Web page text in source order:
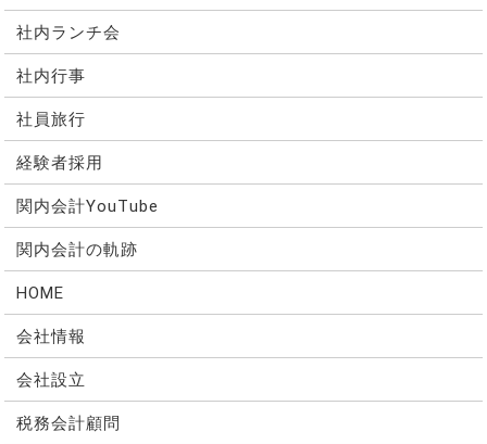
社内ランチ会
社内行事
社員旅行
経験者採用
関内会計YouTube
関内会計の軌跡
HOME
会社情報
会社設立
税務会計顧問